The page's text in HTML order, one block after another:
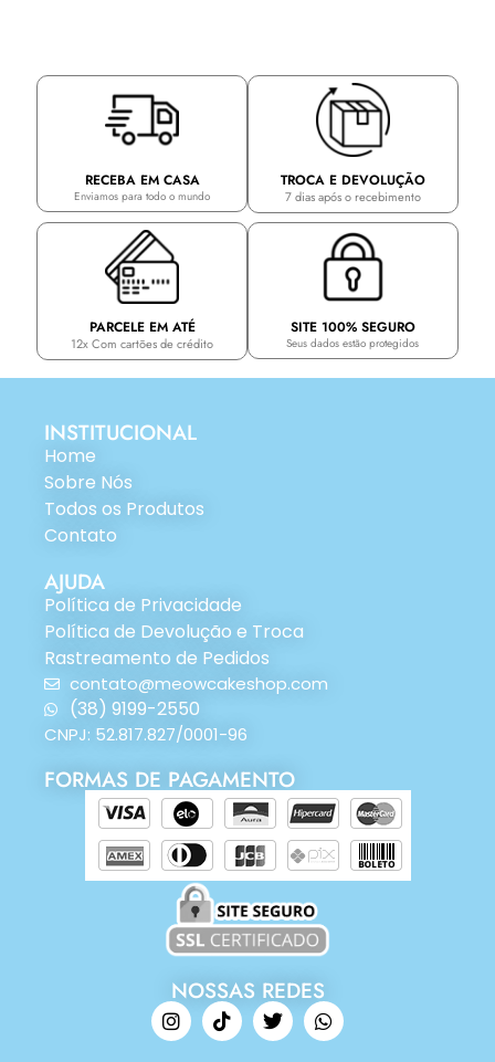
RECEBA EM CASA
Enviamos para todo o mundo
TROCA E DEVOLUÇÃO
7 dias após o recebimento
PARCELE EM ATÉ
12x Com cartões de crédito
SITE 100% SEGURO
Seus dados estão protegidos
INSTITUCIONAL
Home
Sobre Nós
Todos os Produtos
Contato
AJUDA
Política de Privacidade
Política de Devolução e Troca
Rastreamento de Pedidos
contato@meowcakeshop.com
(38) 9199-2550
CNPJ: 52.817.827/0001-96
FORMAS DE PAGAMENTO
NOSSAS REDES